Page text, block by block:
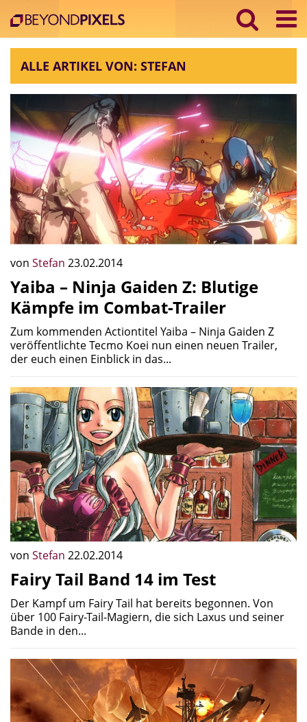
ALLE ARTIKEL VON: STEFAN
von Stefan 23.02.2014
Yaiba – Ninja Gaiden Z: Blutige
Kämpfe im Combat-Trailer
Zum kommenden Actiontitel Yaiba – Ninja Gaiden Z
veröffentlichte Tecmo Koei nun einen neuen Trailer,
der euch einen Einblick in das...
von Stefan 22.02.2014
Fairy Tail Band 14 im Test
Der Kampf um Fairy Tail hat bereits begonnen. Von
über 100 Fairy-Tail-Magiern, die sich Laxus und seiner
Bande in den...